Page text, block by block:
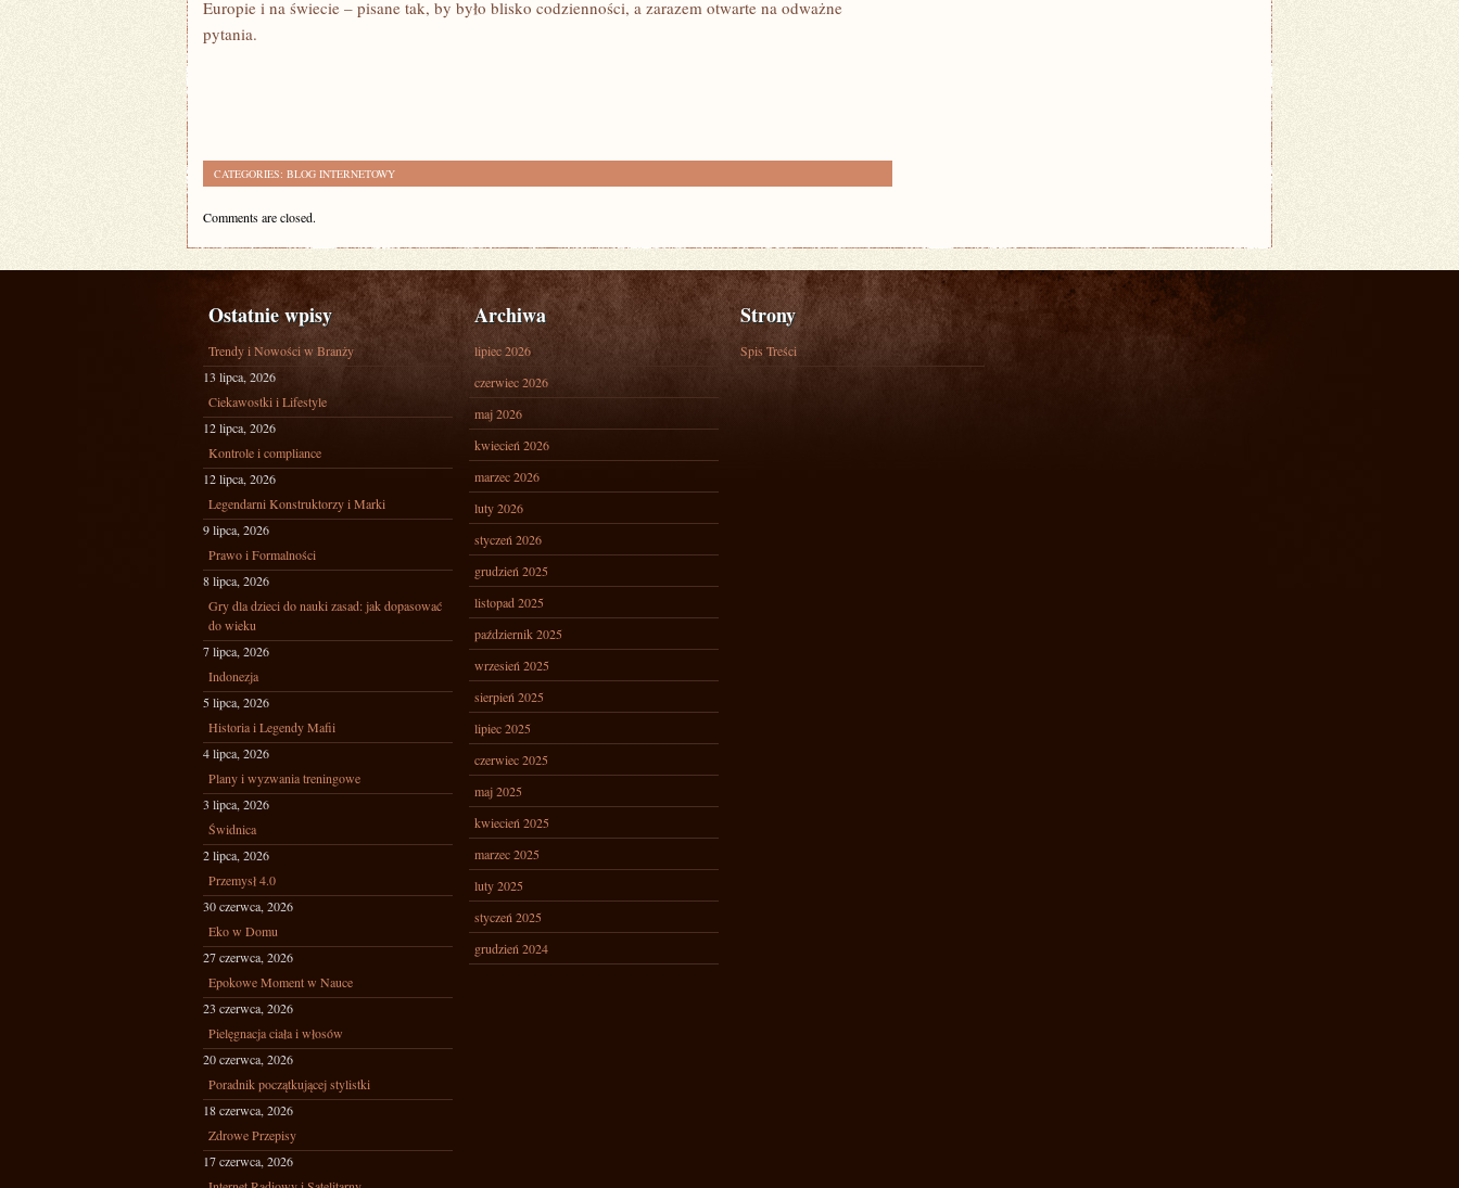
Europie i na świecie – pisane tak, by było blisko codzienności, a zarazem otwarte na odważne
pytania.
CATEGORIES: BLOG INTERNETOWY
Comments are closed.
Ostatnie wpisy
Trendy i Nowości w Branży
13 lipca, 2026
Ciekawostki i Lifestyle
12 lipca, 2026
Kontrole i compliance
12 lipca, 2026
Legendarni Konstruktorzy i Marki
9 lipca, 2026
Prawo i Formalności
8 lipca, 2026
Gry dla dzieci do nauki zasad: jak dopasować
do wieku
7 lipca, 2026
Indonezja
5 lipca, 2026
Historia i Legendy Mafii
4 lipca, 2026
Plany i wyzwania treningowe
3 lipca, 2026
Świdnica
2 lipca, 2026
Przemysł 4.0
30 czerwca, 2026
Eko w Domu
27 czerwca, 2026
Epokowe Moment w Nauce
23 czerwca, 2026
Pielęgnacja ciała i włosów
20 czerwca, 2026
Poradnik początkującej stylistki
18 czerwca, 2026
Zdrowe Przepisy
17 czerwca, 2026
Archiwa
lipiec 2026
czerwiec 2026
maj 2026
kwiecień 2026
marzec 2026
luty 2026
styczeń 2026
grudzień 2025
listopad 2025
październik 2025
wrzesień 2025
sierpień 2025
lipiec 2025
czerwiec 2025
maj 2025
kwiecień 2025
marzec 2025
luty 2025
styczeń 2025
grudzień 2024
Strony
Spis Treści